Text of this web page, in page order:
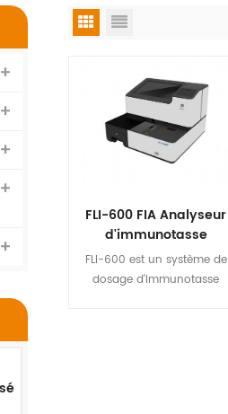
FLI-600 FIA Analyseur
d'immunotasse
FLI-600 est un système de
dosage d'immunotasse